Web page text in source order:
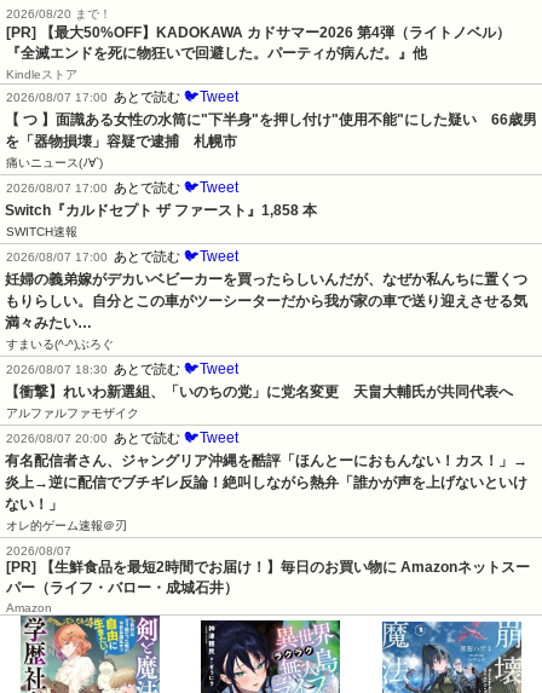
2026/08/20 まで！
[PR]
【最大50%OFF】KADOKAWA カドサマー2026 第4弾（ライトノベル）
『全滅エンドを死に物狂いで回避した。パーティが病んだ。』他
Kindleストア
2026/08/07 17:00
あとで読む 🐦Tweet
【 つ 】面識ある女性の水筒に"下半身"を押し付け"使用不能"にした疑い　66歳男
を「器物損壊」容疑で逮捕　札幌市
痛いニュース(ﾉ∀`)
2026/08/07 17:00
あとで読む 🐦Tweet
Switch『カルドセプト ザ ファースト』1,858 本
SWITCH速報
2026/08/07 17:00
あとで読む 🐦Tweet
妊婦の義弟嫁がデカいベビーカーを買ったらしいんだが、なぜか私んちに置くつ
もりらしい。自分とこの車がツーシーターだから我が家の車で送り迎えさせる気
満々みたい…
すまいる(^-^)ぶろぐ
2026/08/07 18:30
あとで読む 🐦Tweet
【衝撃】れいわ新選組、「いのちの党」に党名変更　天畠大輔氏が共同代表へ
アルファルファモザイク
2026/08/07 20:00
あとで読む 🐦Tweet
有名配信者さん、ジャングリア沖縄を酷評「ほんとーにおもんない！カス！」→
炎上→逆に配信でブチギレ反論！絶叫しながら熱弁「誰かが声を上げないといけ
ない！」
オレ的ゲーム速報＠刃
2026/08/07
[PR] 【生鮮食品を最短2時間でお届け！】毎日のお買い物に Amazonネットスー
パー（ライフ・バロー・成城石井）
Amazon